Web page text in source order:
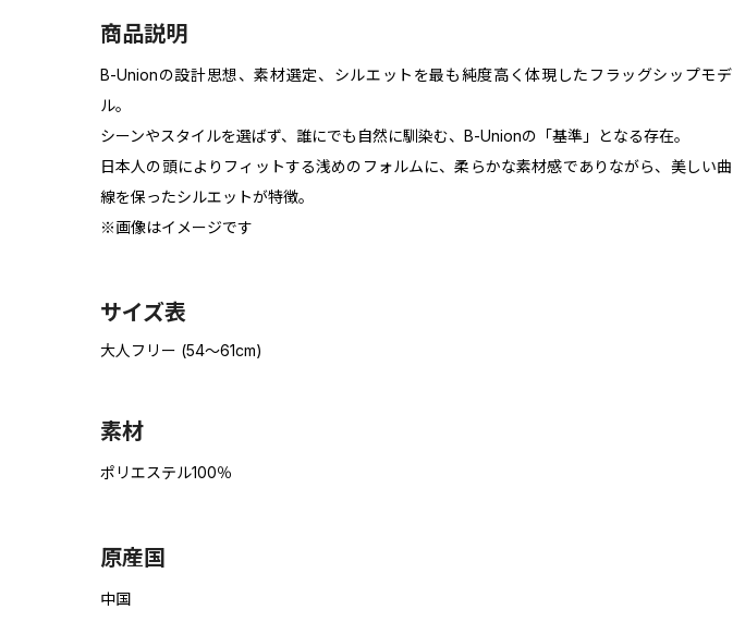
商品説明
B-Unionの設計思想、素材選定、シルエットを最も純度高く体現したフラッグシップモデ
ル。
シーンやスタイルを選ばず、誰にでも自然に馴染む、B-Unionの「基準」となる存在。
日本人の頭によりフィットする浅めのフォルムに、柔らかな素材感でありながら、美しい曲
線を保ったシルエットが特徴。
※画像はイメージです
サイズ表
大人フリー (54～61cm)
素材
ポリエステル100％
原産国
中国